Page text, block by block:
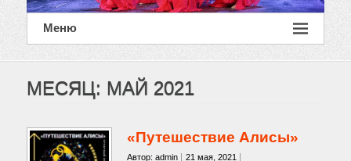
Меню
МЕСЯЦ: МАЙ 2021
«Путешествие Алисы»
Автор: admin
21 мая, 2021